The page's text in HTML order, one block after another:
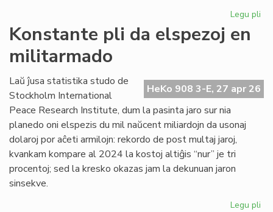
Legu pli
pro
Konstante pli da elspezoj en
militarmado
HeKo 908 3-E, 27 apr 26
Laŭ ĵusa statistika studo de
Stockholm International
Peace Research Institute, dum la pasinta jaro sur nia
planedo oni elspezis du mil naŭcent miliardojn da usonaj
dolaroj por aĉeti armilojn: rekordo de post multaj jaroj,
kvankam kompare al 2024 la kostoj altiĝis “nur” je tri
procentoj; sed la kresko okazas jam la dekunuan jaron
sinsekve.
Legu pli